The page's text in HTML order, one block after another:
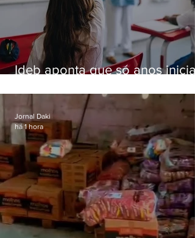
Ideb aponta que só anos
educação
Jornal Daki
há 1 hora